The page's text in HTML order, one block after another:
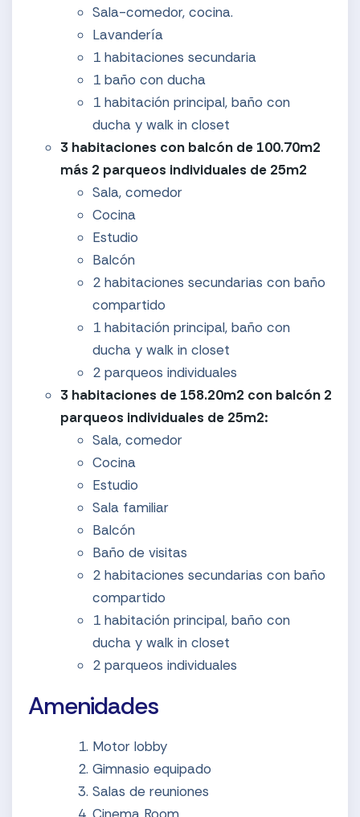
Sala-comedor, cocina.
Lavandería
1 habitaciones secundaria
1 baño con ducha
1 habitación principal, baño con
ducha y walk in closet
3 habitaciones con balcón de 100.70m2
más 2 parqueos individuales de 25m2
Sala, comedor
Cocina
Estudio
Balcón
2 habitaciones secundarias con baño
compartido
1 habitación principal, baño con
ducha y walk in closet
2 parqueos individuales
3 habitaciones de 158.20m2 con balcón 2
parqueos individuales de 25m2:
Sala, comedor
Cocina
Estudio
Sala familiar
Balcón
Baño de visitas
2 habitaciones secundarias con baño
compartido
1 habitación principal, baño con
ducha y walk in closet
2 parqueos individuales
Amenidades
Motor lobby
Gimnasio equipado
Salas de reuniones